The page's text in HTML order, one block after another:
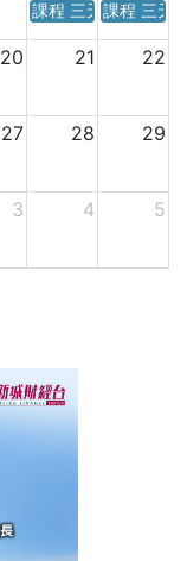
課程 三天／六天 時
課程 三天
20 21 22
27 28 29
3 4 5